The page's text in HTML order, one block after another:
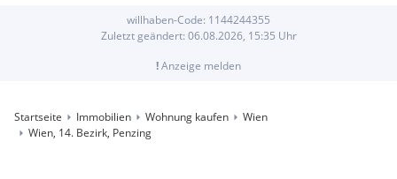
willhaben-Code: 1144244355
Zuletzt geändert: 06.08.2026, 15:35 Uhr
!Anzeige melden
Startseite Immobilien Wohnung kaufen
Wien
Wien, 14. Bezirk, Penzing